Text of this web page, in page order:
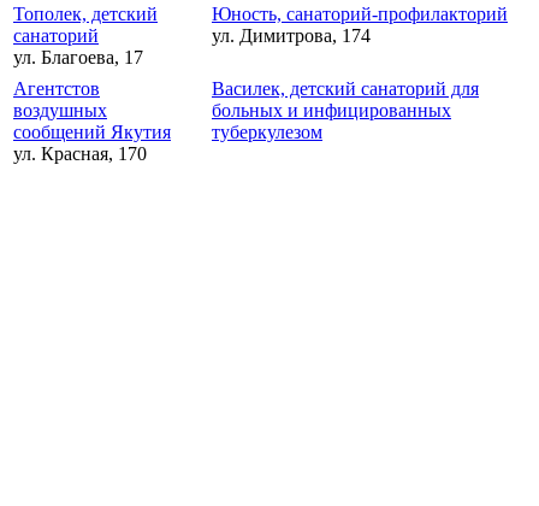
Тополек, детский
санаторий
ул. Благоева, 17
Юность, санаторий-профилакторий
ул. Димитрова, 174
Агентстов
воздушных
сообщений Якутия
ул. Красная, 170
Василек, детский санаторий для
больных и инфицированных
туберкулезом